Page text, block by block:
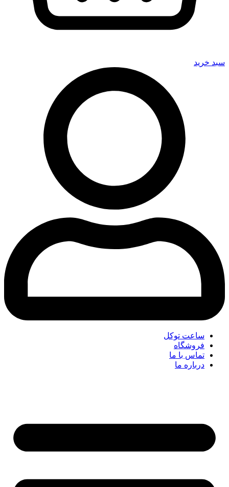
سبد خرید
ساعت توکل
فروشگاه
تماس با ما
درباره ما